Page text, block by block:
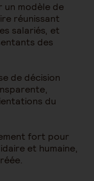
un modèle de
réunissant
salariés, et
des
de décision
du
fort pour
et humaine,